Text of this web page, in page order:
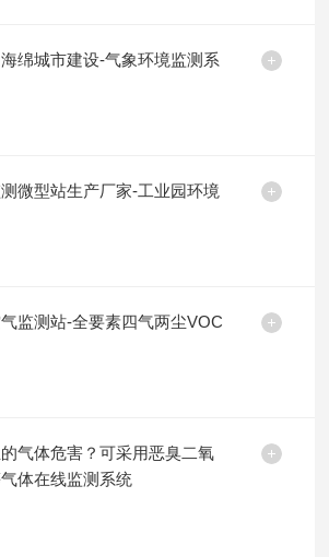
绵城市建设-气象环境监测系
微型站生产厂家-工业园环境
监测站-全要素四气两尘VOC
气体危害？可采用恶臭二氧
体在线监测系统